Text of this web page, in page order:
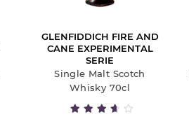
GLENFIDDICH FIRE AND
CANE EXPERIMENTAL
SERIE
Single Malt Scotch
Whisky 70cl